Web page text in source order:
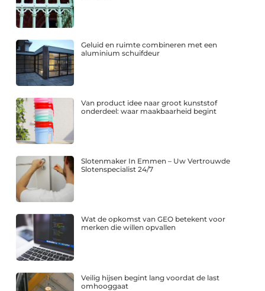
Geluid en ruimte combineren met een
aluminium schuifdeur
Van product idee naar groot kunststof
onderdeel: waar maakbaarheid begint
Slotenmaker In Emmen – Uw Vertrouwde
Slotenspecialist 24/7
Wat de opkomst van GEO betekent voor
merken die willen opvallen
Veilig hijsen begint lang voordat de last
omhooggaat